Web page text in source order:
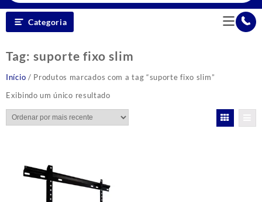
Categoria
Tag: suporte fixo slim
Início / Produtos marcados com a tag “suporte fixo slim”
Exibindo um único resultado